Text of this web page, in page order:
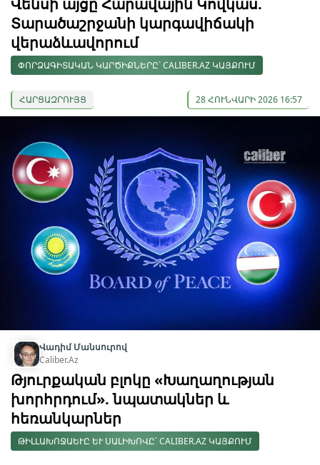
Վենսի այցը Հարավային Կովկաս.
Տարածաշրջանի կարգավիճակի
վերաձևավորում
ՓՈՐՁԱԳԻՏԱԿԱՆ ԿԱՐԾԻՔՆԵՐԸ՝ CALIBER.AZ ԿԱՅՔՈՒՄ
ՀԱՐՑԱԶՐՈՒՅՑ 28 ՀՈՒՆՎԱՐԻ 2026 16:57
Վադիմ Մանսուրով
Caliber.Az
Թյուրքական բլոկը «Խաղաղության
խորհրդում». նպատակներ և
հեռանկարներ
ԹԻԼԼԱԽՈՋԱԵՒԸ ԵՒ ՍԱԼԻԽՈՎԸ՝ CALIBER.AZ ԿԱՅՔՈՒՄ